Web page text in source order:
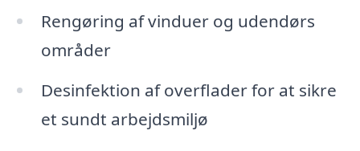
Rengøring af vinduer og udendørs
områder
Desinfektion af overflader for at sikre
et sundt arbejdsmiljø